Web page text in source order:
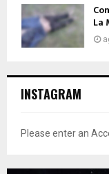
La
INSTAGRAM
Please enter an